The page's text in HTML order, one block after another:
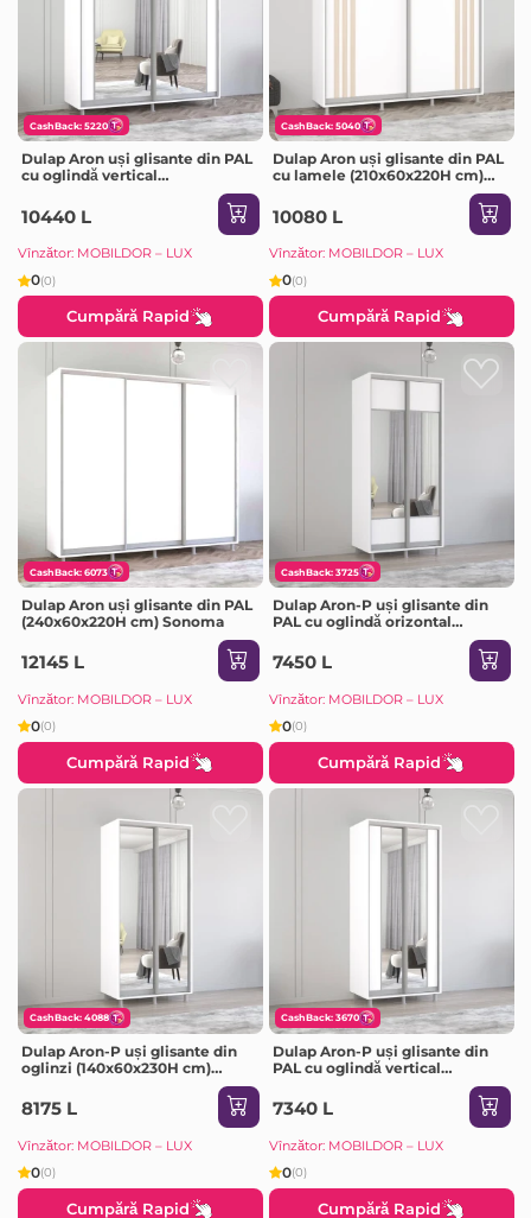
CashBack: 5220
Dulap Aron uși glisante din PAL
cu oglindă vertical
(210x60x230H cm) Alb Brilliant
10440 L
Vînzător: MOBILDOR – LUX
0(0)
Cumpără Rapid
CashBack: 5040
Dulap Aron uși glisante din PAL
cu lamele (210x60x220H cm)
10080 L
Vînzător: MOBILDOR – LUX
0(0)
Cumpără Rapid
CashBack: 6073
Dulap Aron uși glisante din PAL
(240x60x220H cm) Sonoma
12145 L
Vînzător: MOBILDOR – LUX
0(0)
Cumpără Rapid
CashBack: 3725
Dulap Aron-P uși glisante din
PAL cu oglindă orizontal
(100x60x200H cm) Alb Brilliant
7450 L
Vînzător: MOBILDOR – LUX
0(0)
Cumpără Rapid
CashBack: 4088
Dulap Aron-P uși glisante din
oglinzi (140x60x230H cm)
8175 L
Vînzător: MOBILDOR – LUX
0(0)
Cumpără Rapid
CashBack: 3670
Dulap Aron-P uși glisante din
PAL cu oglindă vertical
7340 L
Vînzător: MOBILDOR – LUX
0(0)
Cumpără Rapid